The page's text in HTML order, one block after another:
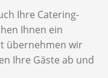
Ihre Catering-
Ihnen ein
übernehmen wir
Ihre Gäste ab und